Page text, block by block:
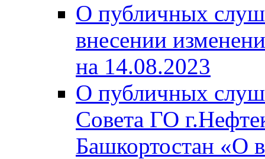
О публичных
внесении
на 14.08.2023
О публичных
Совета ГО
Башкортостан «О